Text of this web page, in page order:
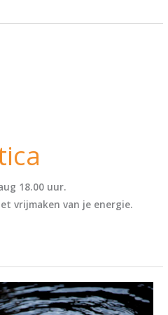
18.00 uur.
vrijmaken van je energie.